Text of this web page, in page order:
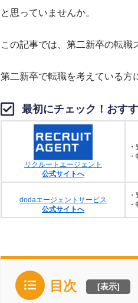
と思っていませんか。
この記事では、第二新卒の転職
第二新卒で転職を考えている方
最初にチェック！おす
リクルートエージェント
公式サイトへ
dodaエージェントサービス
公式サイトへ
目次 [表示]